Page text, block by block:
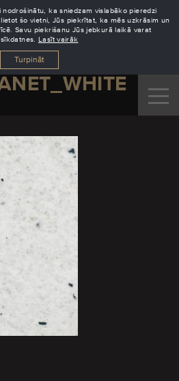
ka sniedzam vislabāko pieredzi
šo vietni, Jūs piekrītat, ka mēs uzkrāsim un
Savu piekrišanu Jūs jebkurā laikā varat
Lasīt vairāk
Turpināt